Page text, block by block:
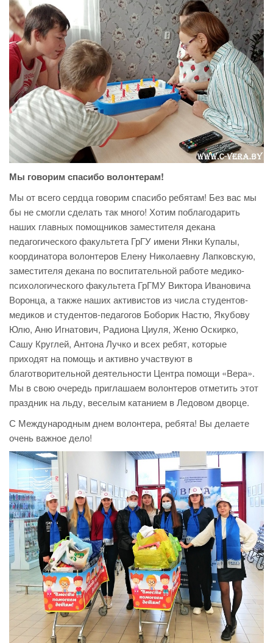
Мы говорим спасибо волонтерам!
Мы от всего сердца говорим спасибо ребятам! Без вас мы
бы не смогли сделать так много! Хотим поблагодарить
наших главных помощников заместителя декана
педагогического факультета ГрГУ имени Янки Купалы,
координатора волонтеров Елену Николаевну Лапковскую,
заместителя декана по воспитательной работе медико-
психологического факультета ГрГМУ Виктора Ивановича
Воронца, а также наших активистов из числа студентов-
медиков и студентов-педагогов Боборик Настю, Якубову
Юлю, Аню Игнатович, Радиона Циуля, Женю Оскирко,
Сашу Круглей, Антона Лучко и всех ребят, которые
приходят на помощь и активно участвуют в
благотворительной деятельности Центра помощи «Вера».
Мы в свою очередь приглашаем волонтеров отметить этот
праздник на льду, веселым катанием в Ледовом дворце.
С Международным днем волонтера, ребята! Вы делаете
очень важное дело!